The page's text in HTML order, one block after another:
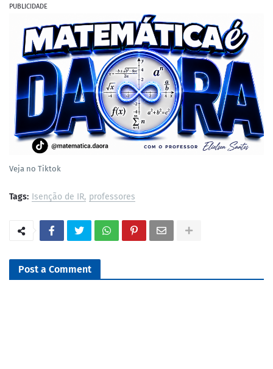
PUBLICIDADE
Veja no Tiktok
Tags: Isenção de IR professores
Post a Comment